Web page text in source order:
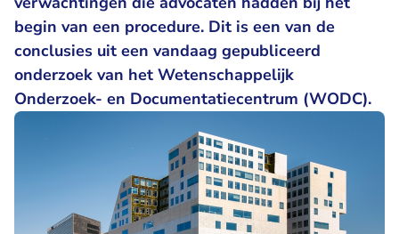
begin van een procedure. Dit is een van de
conclusies uit een vandaag gepubliceerd
onderzoek van het Wetenschappelijk
Onderzoek- en Documentatiecentrum (WODC).